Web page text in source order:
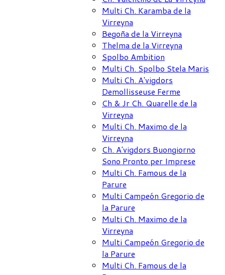
Multi Ch. Karamba de la
Virreyna
Begoña de la Virreyna
Thelma de la Virreyna
Spolbo Ambition
Multi Ch. Spolbo Stela Maris
Multi Ch. A'vigdors
Demollisseuse Ferme
Ch & Jr Ch. Quarelle de la
Virreyna
Multi Ch. Maximo de la
Virreyna
Ch. A'vigdors Buongiorno
Sono Pronto per Imprese
Multi Ch. Famous de la
Parure
Multi Campeón Gregorio de
la Parure
Multi Ch. Maximo de la
Virreyna
Multi Campeón Gregorio de
la Parure
Multi Ch. Famous de la